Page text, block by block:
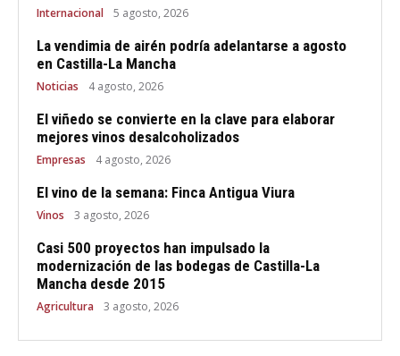
Internacional 5 agosto, 2026
La vendimia de airén podría adelantarse a agosto
en Castilla-La Mancha
Noticias 4 agosto, 2026
El viñedo se convierte en la clave para elaborar
mejores vinos desalcoholizados
Empresas 4 agosto, 2026
El vino de la semana: Finca Antigua Viura
Vinos 3 agosto, 2026
Casi 500 proyectos han impulsado la
modernización de las bodegas de Castilla-La
Mancha desde 2015
Agricultura 3 agosto, 2026